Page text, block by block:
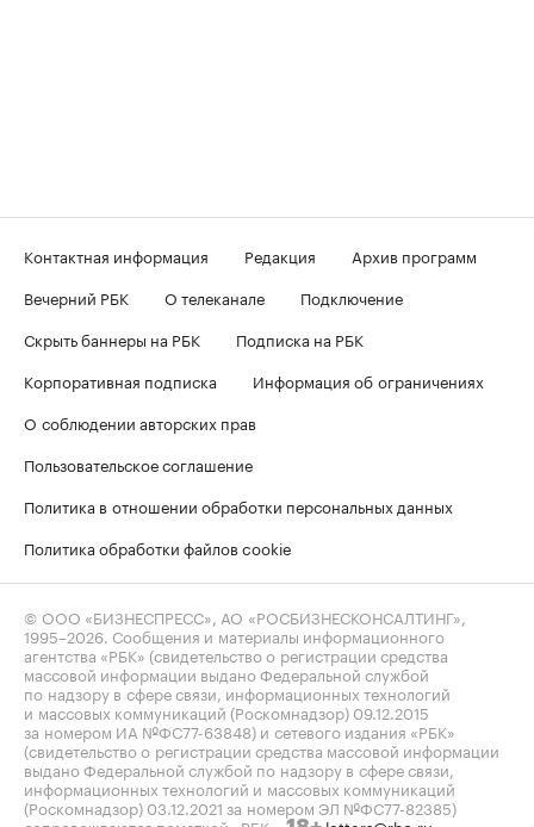
Контактная информация Редакция
Архив программ
Вечерний РБК
О телеканале
Подключение
Скрыть баннеры на РБК
Подписка на РБК
Корпоративная подписка
Информация об ограничениях
О соблюдении авторских прав
Пользовательское соглашение
Политика в отношении обработки персональных данных
Политика обработки файлов cookie
© ООО «БИЗНЕСПРЕСС», АО «РОСБИЗНЕСКОНСАЛТИНГ»,
1995–2026 . Сообщения и материалы информационного
агентства «РБК» (свидетельство о регистрации средства
массовой информации выдано Федеральной службой
по надзору в сфере связи, информационных технологий
и массовых коммуникаций (Роскомнадзор) 09.12.2015
за номером ИА №ФС77-63848) и сетевого издания «РБК»
(свидетельство о регистрации средства массовой информации
выдано Федеральной службой по надзору в сфере связи,
информационных технологий и массовых коммуникаций
(Роскомнадзор) 03.12.2021 за номером ЭЛ №ФС77-82385)